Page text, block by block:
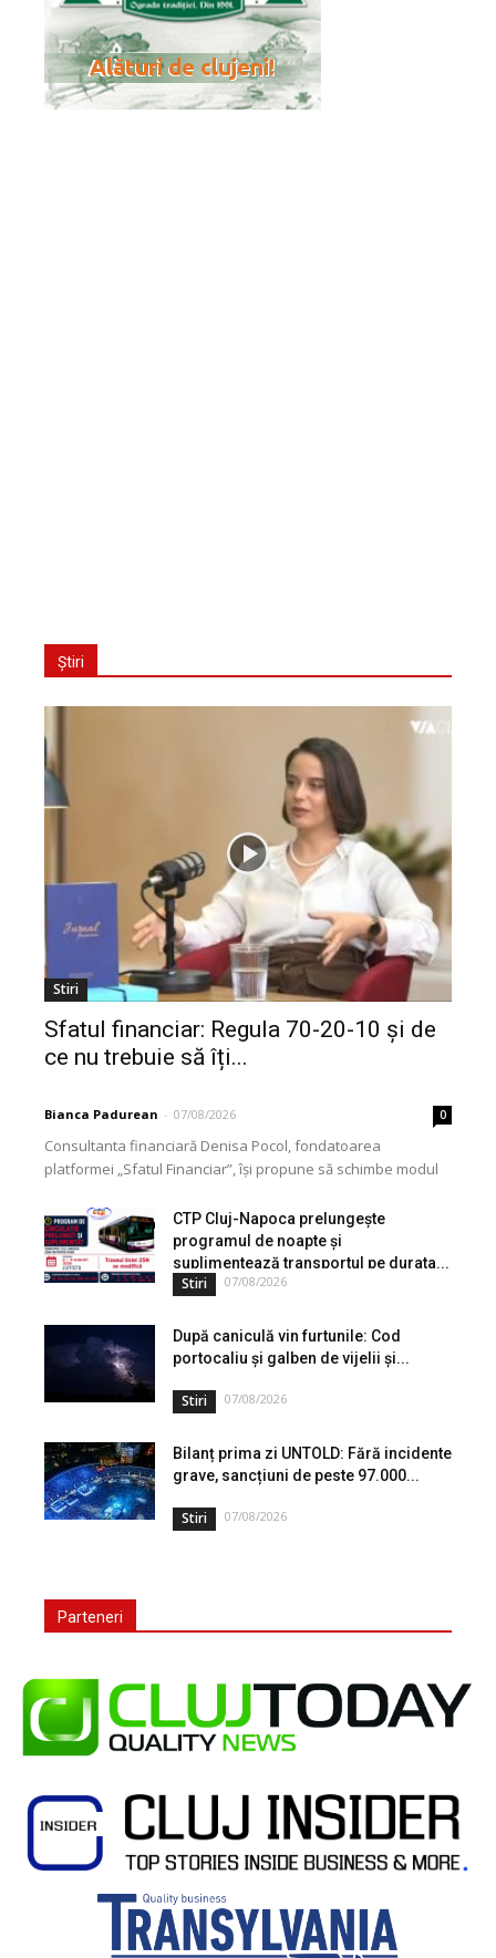
Știri
Stiri
Sfatul financiar: Regula 70-20-10 și de
ce nu trebuie să îți...
Bianca Padurean - 07/08/2026 0
Consultanta financiară Denisa Pocol, fondatoarea
platformei „Sfatul Financiar”, își propune să schimbe modul
de peste...
CTP Cluj-Napoca prelungește
programul de noapte și
suplimentează transportul pe durata...
Stiri 07/08/2026
După caniculă vin furtunile: Cod
portocaliu și galben de vijelii și...
Stiri 07/08/2026
Bilanț prima zi UNTOLD: Fără incidente
grave, sancțiuni de peste 97.000...
Stiri 07/08/2026
Parteneri